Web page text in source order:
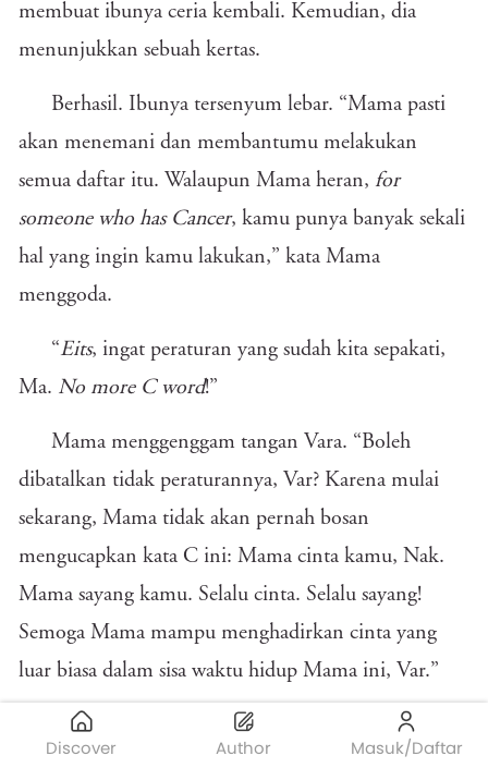
Discover Author Masuk/Daftar
membuat ibunya ceria kembali. Kemudian, dia
menunjukkan sebuah kertas.
Berhasil. Ibunya tersenyum lebar. “Mama pasti
akan menemani dan membantumu melakukan
semua daftar itu. Walaupun Mama heran, for
someone who has Cancer, kamu punya banyak sekali
hal yang ingin kamu lakukan,” kata Mama
menggoda.
“Eits, ingat peraturan yang sudah kita sepakati,
Ma. No more C word!”
Mama menggenggam tangan Vara. “Boleh
dibatalkan tidak peraturannya, Var? Karena mulai
sekarang, Mama tidak akan pernah bosan
mengucapkan kata C ini: Mama cinta kamu, Nak.
Mama sayang kamu. Selalu cinta. Selalu sayang!
Semoga Mama mampu menghadirkan cinta yang
luar biasa dalam sisa waktu hidup Mama ini, Var.”
Vara tersenyum. Vara beruntung sudah
menguraikan kesalahpahaman antara dirinya dengan